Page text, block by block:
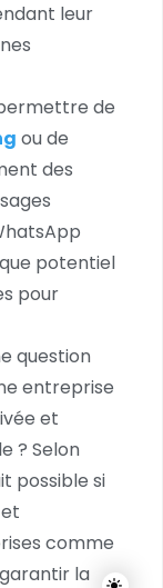
leur
de
ou de
des
potentiel
pour
question
entreprise
et
? Selon
possible si
comme
la